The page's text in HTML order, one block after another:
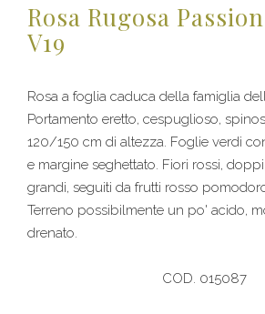
Rosa Rugosa
V19
Rosa a foglia caduca della famiglia
Portamento eretto, cespuglioso,
120/150 cm di altezza. Foglie verdi
e margine seghettato. Fiori rossi,
grandi, seguiti da frutti rosso
Terreno possibilmente un po' acido,
drenato.
COD. 015087